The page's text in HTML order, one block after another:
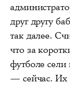
друг другу
так далее.
что за
футболе
— сейчас. Их